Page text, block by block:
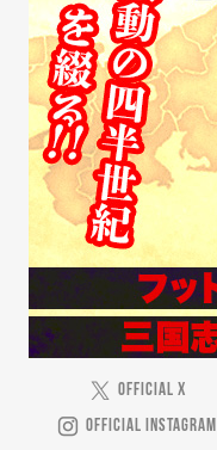
OFFICIAL X
OFFICIAL INSTAGRAM